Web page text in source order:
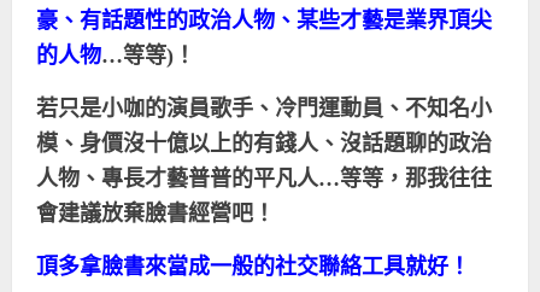
豪、有話題性的政治人物、某些才藝是業界頂尖
的人物…等等) ！
若只是小咖的演員歌手、冷門運動員、不知名小
模、身價沒十億以上的有錢人、沒話題聊的政治
人物、專長才藝普普的平凡人…等等，那我往往
會建議放棄臉書經營吧！
頂多拿臉書來當成一般的社交聯絡工具就好！